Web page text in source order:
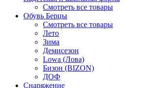
Смотреть все товары
Обувь Берцы
Смотреть все товары
Лето
Зима
Демисезон
Lowa (Лова)
Бизон (BIZON)
ДОФ
Снаряжение